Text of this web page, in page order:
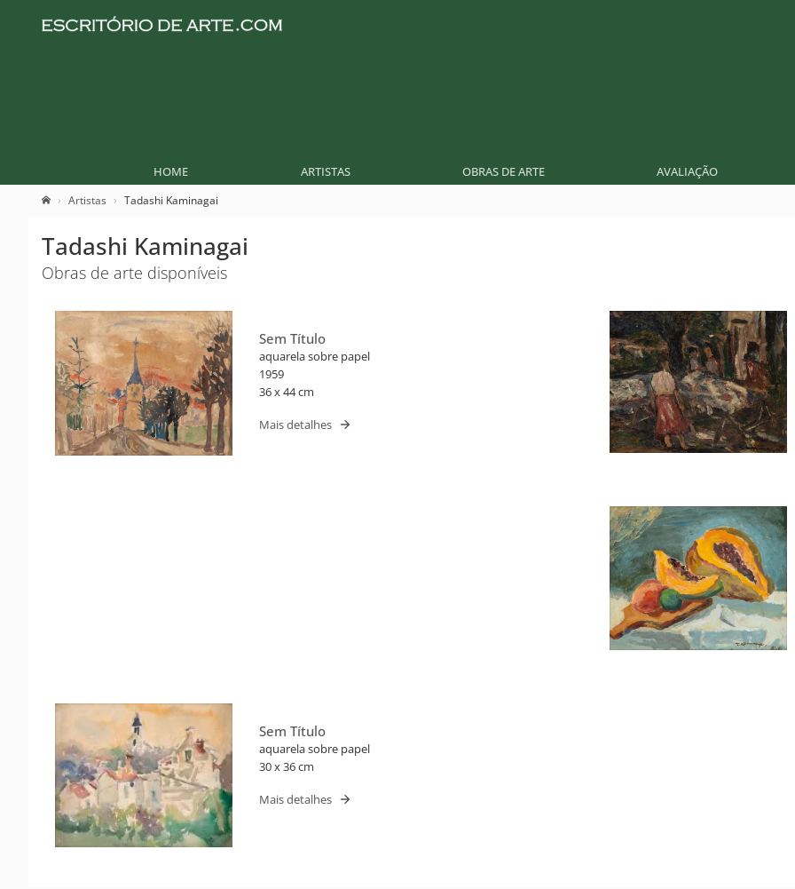
HOME ARTISTAS OBRAS DE ARTE AVALIAÇÃO
Artistas Tadashi Kaminagai
Tadashi Kaminagai
Obras de arte disponíveis
Sem Título
aquarela sobre papel
1959
36 x 44 cm
Mais detalhes
Sem Título
aquarela sobre papel
30 x 36 cm
Mais detalhes